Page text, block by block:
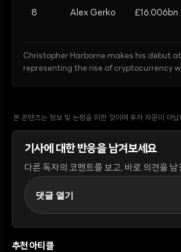
8 Alex Gerko £16.006bn
Christopher Harborne makes his debut
representing the rise of cryptocurrency
본 콘텐츠는 정보 및 논평을 위한 것이며 투자 자문이 아닙
기사에 대한 반응을 남겨보세요
다른 독자의 코멘트를 보고, 바로 의견을 남
댓글 열기
추천 아티클